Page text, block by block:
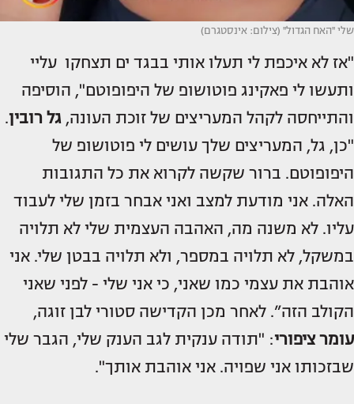
שלי ''האח הגדול'' (צילום: אינסטגרם)
"אז לא איכפת לי תעלו אותי בבגד ים תצחקו עליי
ותעשו לי פאקינג פוטושופ של היפופוטם", הוסיפה
והתייחסה לקהל המעריצים של זוכת העונה, גל רובין.
"כן, גל, המעריצים שלך עושים לי פוטושופ של
היפופוטם. ברור שקשה לקרוא את כל התגובות
האלה. אני מודעת למצב ואני אבחר בזמן שלי לעבוד
עליו. לא משנה מה, האהבה העצמית שלי לא תלויה
במשקל, לא תלויה במספר, ולא תלויה בבטן שלי. אני
אוהבת את עצמי כמו שאני, כי אני שלי - לפני שאני
הקולב הזה”. לאחר מכן הקדישה סטורי לבן זוגה,
עומר ציפורי: "תודה ענקית לגב הענק שלי, הגבר שלי
שבזכותו אני שפויה. אני אוהבת אותך".